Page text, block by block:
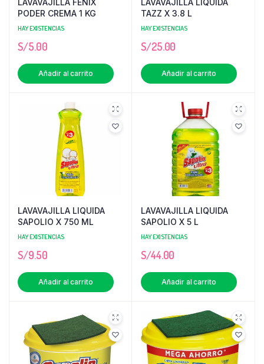
LAVAVAJILLA FENIX
PODER CREMA 1 KG
HAY EXISTENCIAS
S/5.00
Añadir al carrito
LAVAVAJILLA LIQUIDA
TAZZ X 3.8 L
HAY EXISTENCIAS
S/25.00
Añadir al carrito
LAVAVAJILLA LIQUIDA
SAPOLIO X 750 ML
HAY EXISTENCIAS
S/9.50
Añadir al carrito
LAVAVAJILLA LIQUIDA
SAPOLIO X 5 L
HAY EXISTENCIAS
S/44.00
Añadir al carrito